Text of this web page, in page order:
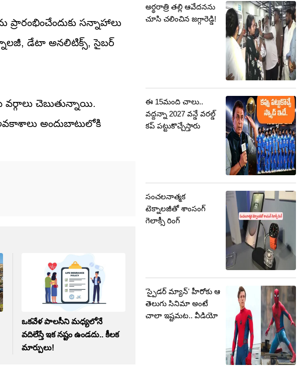
సన్నాహాలు
డేటా అనలిటిక్స్, సైబర్
చెబుతున్నాయి.
అందుబాటులోకి
ఒకవేళ పాలసీని మధ్యలోనే
వదిలేస్తే ఇక నష్టం ఉండదు.. కీలక
మార్పులు!
అర్థరాత్రి తల్లి ఆవేదనను
చూసి చలించిన జగ్గారెడ్డి!
ఈ 15మంది చాలు..
వద్దన్నా 2027 వన్డే వరల్డ్
కప్ పట్టుకొచ్చేస్తారు
సంచలనాత్మక
టెక్నాలజీతో శాంసంగ్
గెలాక్సీ రింగ్‌
'స్పైడర్ మ్యాన్' హీరోకు ఆ
తెలుగు సినిమా అంటే
చాలా ఇష్టమట.. వీడియో